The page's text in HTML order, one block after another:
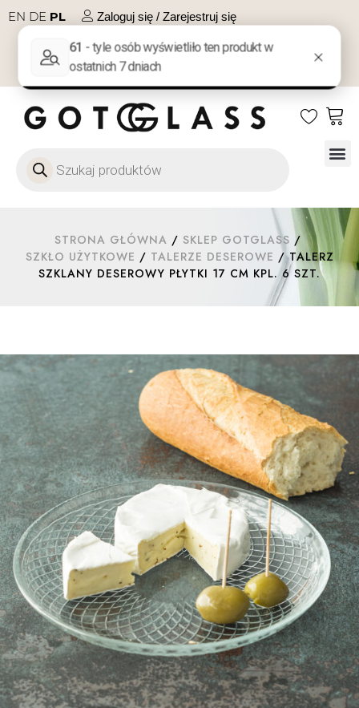
EN DE PL Zaloguj się / Zarejestruj się
NA PREZENT KONTAKT
STRONA GŁÓWNA / SKLEP GOTGLASS /
SZKŁO UŻYTKOWE / TALERZE DESEROWE / TALERZ
SZKLANY DESEROWY PŁYTKI 17 CM KPL. 6 SZT.